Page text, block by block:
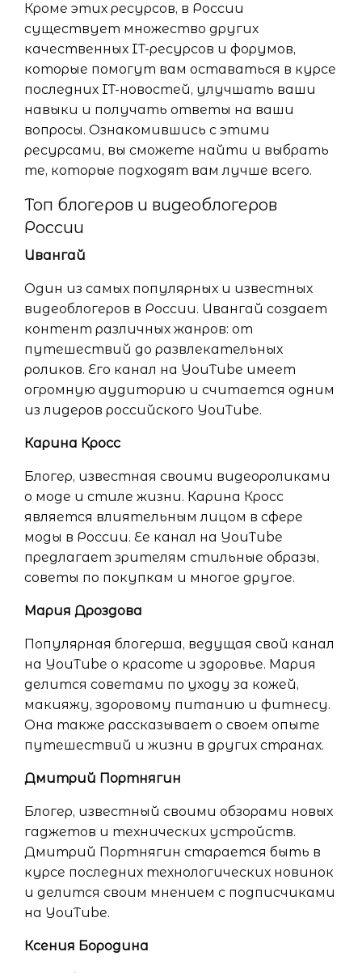
Кроме этих ресурсов, в России
существует множество других
качественных IT-ресурсов и форумов,
которые помогут вам оставаться в курсе
последних IT-новостей, улучшать ваши
навыки и получать ответы на ваши
вопросы. Ознакомившись с этими
ресурсами, вы сможете найти и выбрать
те, которые подходят вам лучше всего.
Топ блогеров и видеоблогеров
России
Ивангай
Один из самых популярных и известных
видеоблогеров в России. Ивангай создает
контент различных жанров: от
путешествий до развлекательных
роликов. Его канал на YouTube имеет
огромную аудиторию и считается одним
из лидеров российского YouTube.
Карина Кросс
Блогер, известная своими видеороликами
о моде и стиле жизни. Карина Кросс
является влиятельным лицом в сфере
моды в России. Ее канал на YouTube
предлагает зрителям стильные образы,
советы по покупкам и многое другое.
Мария Дроздова
Популярная блогерша, ведущая свой канал
на YouTube о красоте и здоровье. Мария
делится советами по уходу за кожей,
макияжу, здоровому питанию и фитнесу.
Она также рассказывает о своем опыте
путешествий и жизни в других странах.
Дмитрий Портнягин
Блогер, известный своими обзорами новых
гаджетов и технических устройств.
Дмитрий Портнягин старается быть в
курсе последних технологических новинок
и делится своим мнением с подписчиками
на YouTube.
Ксения Бородина